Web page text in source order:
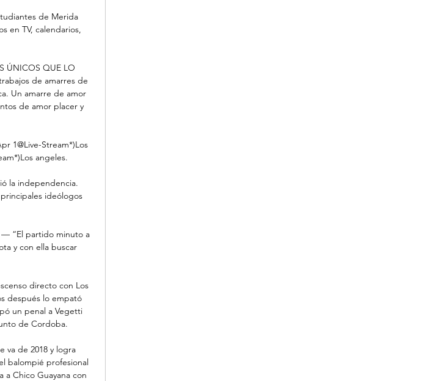
de Merida
en TV, calendarios,
ÚNICOS QUE LO
de amarres de
Un amarre de amor
de amor placer y
1@Live-Stream*)Los
angeles.
la independencia.
ideólogos
— “El partido minuto a
y con ella buscar
directo con Los
después lo empató
un penal a Vegetti
de Cordoba.
va de 2018 y logra
balompié profesional
Chico Guayana con